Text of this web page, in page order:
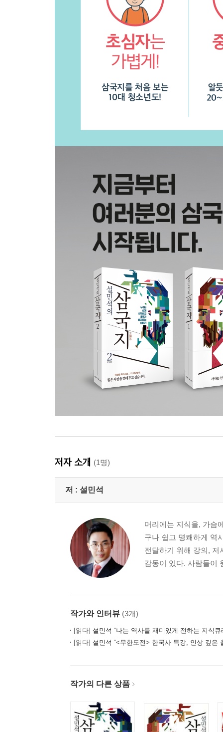
저자 소개 (1명)
저 : 설민석
머리에는 지식을, 가슴
구나 쉽고 명쾌하게 역
전달하기 위해 강의,
감동이 있다. 사람들이
작가와 인터뷰 (3개)
[읽다] 설민석 “나는 역사를 재미있게 전하는 지식큐
[읽다] 설민석 “<무한도전> 한국사 특강, 인상 깊은
작가의 다른 상품